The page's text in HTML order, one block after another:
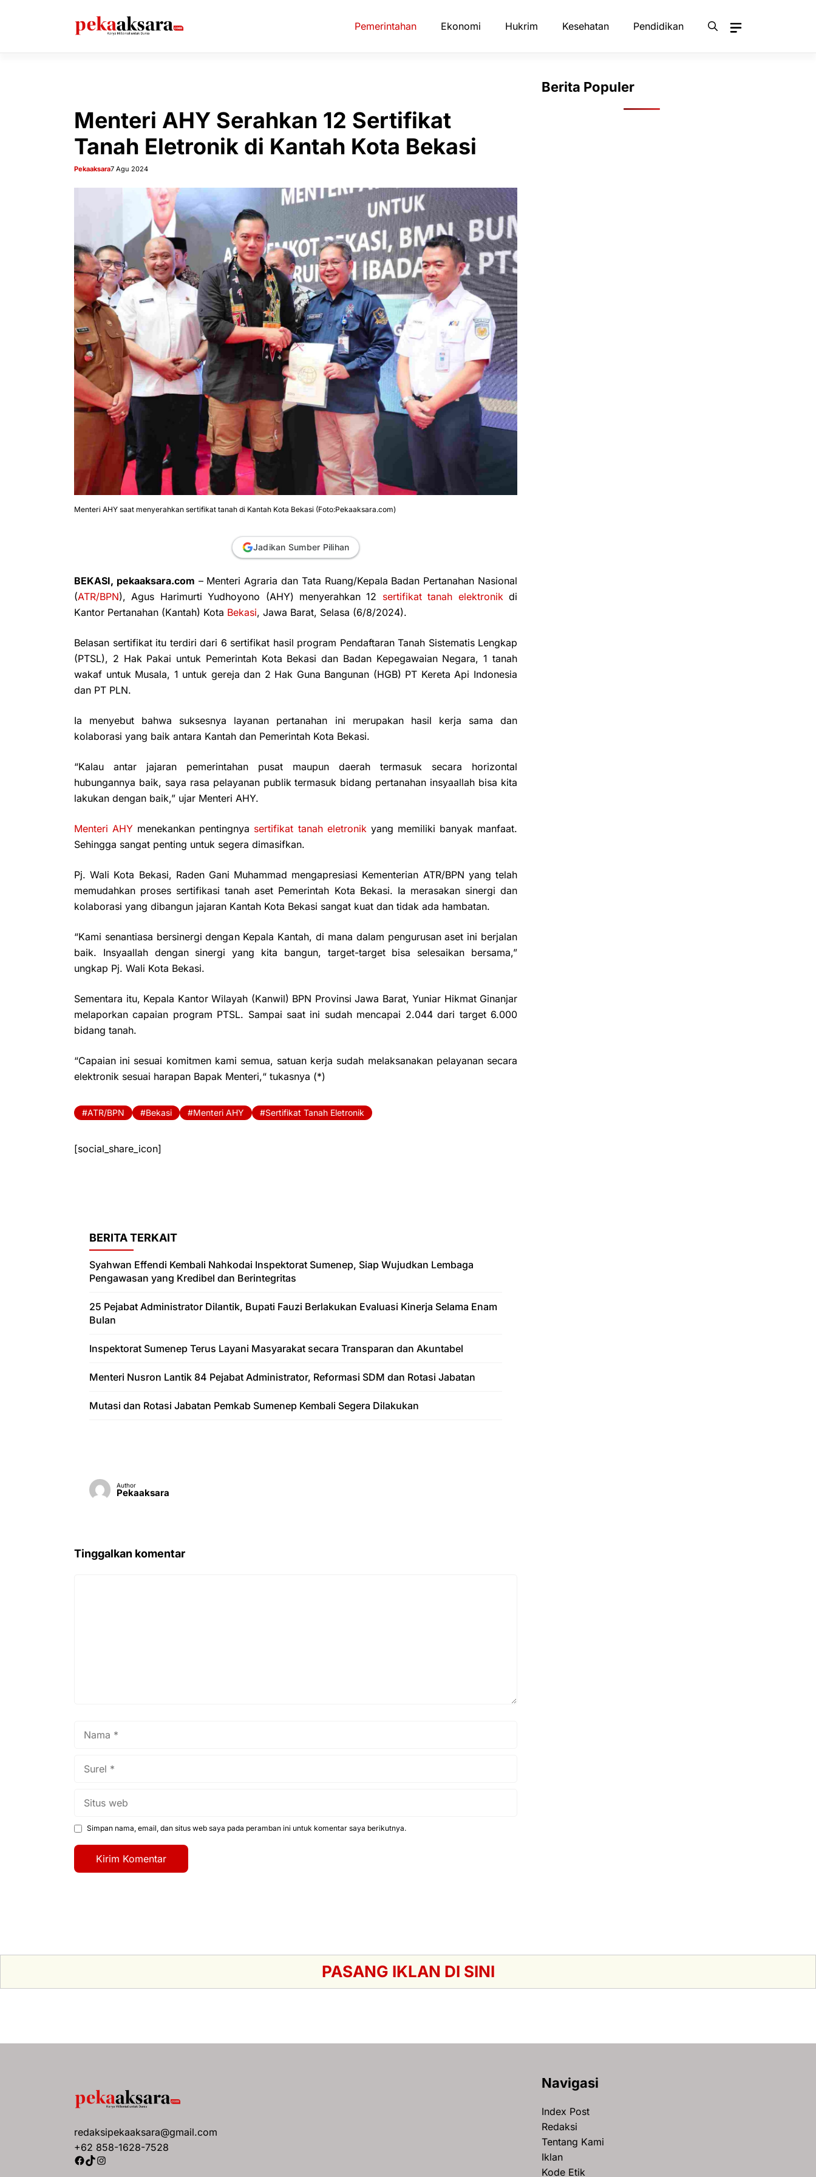
Pemerintahan Ekonomi Hukrim Kesehatan Pendidikan
Menteri AHY Serahkan 12 Sertifikat
Tanah Eletronik di Kantah Kota Bekasi
Pekaaksara7 Agu 2024
Menteri AHY saat menyerahkan sertifikat tanah di Kantah Kota Bekasi (Foto:Pekaaksara.com)
Jadikan Sumber Pilihan
BEKASI, pekaaksara.com – Menteri Agraria dan Tata Ruang/Kepala Badan Pertanahan Nasional
(ATR/BPN), Agus Harimurti Yudhoyono (AHY) menyerahkan 12 sertifikat tanah elektronikdi
Kantor Pertanahan (Kantah) Kota Bekasi, Jawa Barat, Selasa (6/8/2024).
Belasan sertifikat itu terdiri dari 6 sertifikat hasil program Pendaftaran Tanah Sistematis Lengkap
(PTSL), 2 Hak Pakai untuk Pemerintah Kota Bekasi dan Badan Kepegawaian Negara, 1 tanah
wakaf untuk Musala, 1 untuk gereja dan 2 Hak Guna Bangunan (HGB) PT Kereta Api Indonesia
dan PT PLN.
Ia menyebut bahwa suksesnya layanan pertanahan ini merupakan hasil kerja sama dan
kolaborasi yang baik antara Kantah dan Pemerintah Kota Bekasi.
“Kalau antar jajaran pemerintahan pusat maupun daerah termasuk secara horizontal
hubungannya baik, saya rasa pelayanan publik termasuk bidang pertanahan insyaallah bisa kita
lakukan dengan baik,” ujar Menteri AHY.
Menteri AHY menekankan pentingnya sertifikat tanah eletronikyang memiliki banyak manfaat.
Sehingga sangat penting untuk segera dimasifkan.
Pj. Wali Kota Bekasi, Raden Gani Muhammad mengapresiasi Kementerian ATR/BPN yang telah
memudahkan proses sertifikasi tanah aset Pemerintah Kota Bekasi. Ia merasakan sinergi dan
kolaborasi yang dibangun jajaran Kantah Kota Bekasi sangat kuat dan tidak ada hambatan.
“Kami senantiasa bersinergi dengan Kepala Kantah, di mana dalam pengurusan aset ini berjalan
baik. Insyaallah dengan sinergi yang kita bangun, target-target bisa selesaikan bersama,”
ungkap Pj. Wali Kota Bekasi.
Sementara itu, Kepala Kantor Wilayah (Kanwil) BPN Provinsi Jawa Barat, Yuniar Hikmat Ginanjar
melaporkan capaian program PTSL. Sampai saat ini sudah mencapai 2.044 dari target 6.000
bidang tanah.
“Capaian ini sesuai komitmen kami semua, satuan kerja sudah melaksanakan pelayanan secara
elektronik sesuai harapan Bapak Menteri,“ tukasnya (*)
ATR/BPN Bekasi Menteri AHY Sertifikat Tanah Eletronik
[social_share_icon]
BERITA TERKAIT
Syahwan Effendi Kembali Nahkodai Inspektorat Sumenep, Siap Wujudkan Lembaga
Pengawasan yang Kredibel dan Berintegritas
25 Pejabat Administrator Dilantik, Bupati Fauzi Berlakukan Evaluasi Kinerja Selama Enam
Bulan
Inspektorat Sumenep Terus Layani Masyarakat secara Transparan dan Akuntabel
Menteri Nusron Lantik 84 Pejabat Administrator, Reformasi SDM dan Rotasi Jabatan
Mutasi dan Rotasi Jabatan Pemkab Sumenep Kembali Segera Dilakukan
Author
Pekaaksara
Tinggalkan komentar
Simpan nama, email, dan situs web saya pada peramban ini untuk komentar saya berikutnya.
Berita Populer
PASANG IKLAN DI SINI
redaksipekaaksara@gmail.com
+62 858-1628-7528
Facebook
TikTok
Instagram
Navigasi
Index Post
Redaksi
Tentang Kami
Iklan
Kode Etik